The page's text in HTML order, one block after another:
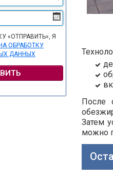
«ОТПРАВИТЬ», Я
ОБРАБОТКУ
ДАННЫХ
После
Затем
можно